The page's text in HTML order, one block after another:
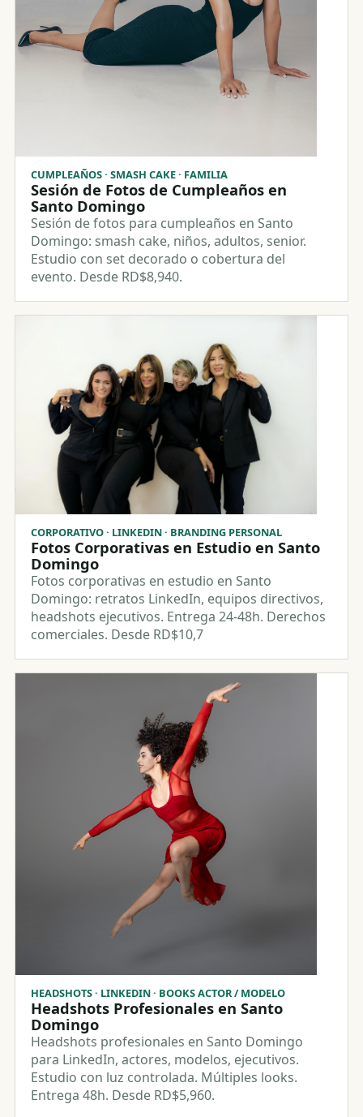
CUMPLEAÑOS · SMASH CAKE · FAMILIA
Sesión de Fotos de Cumpleaños en
Santo Domingo
Sesión de fotos para cumpleaños en Santo
Domingo: smash cake, niños, adultos, senior.
Estudio con set decorado o cobertura del
evento. Desde RD$8,940.
CORPORATIVO · LINKEDIN · BRANDING PERSONAL
Fotos Corporativas en Estudio en Santo
Domingo
Fotos corporativas en estudio en Santo
Domingo: retratos LinkedIn, equipos directivos,
headshots ejecutivos. Entrega 24-48h. Derechos
comerciales. Desde RD$10,7
HEADSHOTS · LINKEDIN · BOOKS ACTOR / MODELO
Headshots Profesionales en Santo
Domingo
Headshots profesionales en Santo Domingo
para LinkedIn, actores, modelos, ejecutivos.
Estudio con luz controlada. Múltiples looks.
Entrega 48h. Desde RD$5,960.